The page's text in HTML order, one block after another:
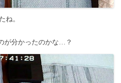
ね。
が分かったのかな…？